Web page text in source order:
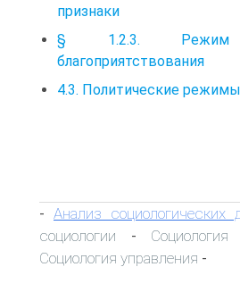
признаки
§ 1.2.3. Режим
благоприятствования
4.3. Политические режимы
- Анализ социологических
социологии -
Социология управления -